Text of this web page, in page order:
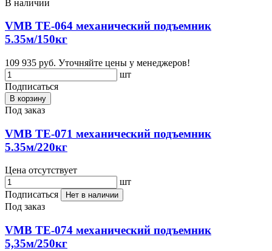
В наличии
VMB TE-064 механический подъемник
5.35м/150кг
109 935 руб. Уточняйте цены у менеджеров!
шт
Подписаться
В корзину
Под заказ
VMB TE-071 механический подъемник
5.35м/220кг
Цена отсутствует
шт
Подписаться
Нет в наличии
Под заказ
VMB TE-074 механический подъемник
5,35м/250кг